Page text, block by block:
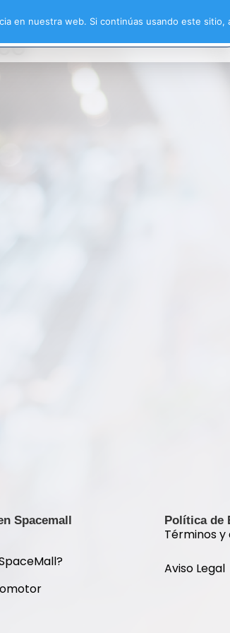
Spacemall Política de
Términos
Aviso Legal
en nuestra web. Si continúas usando este